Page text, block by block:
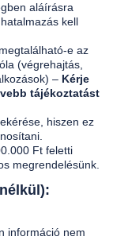
aláírásra
kell
e az
(végrehajtás,
– Kérje
tájékoztatást
hiszen ez
Ft feletti
megrendelésünk.
információ nem